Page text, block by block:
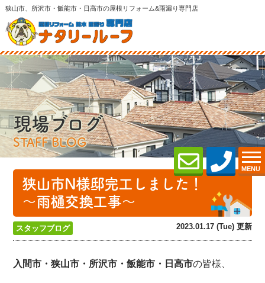
狭山市、所沢市・飯能市・日高市の屋根リフォーム&雨漏り専門店
MENU
現場ブログ
STAFF BLOG
狭山市N様邸完工しました！
～雨樋交換工事～
スタッフブログ 2023.01.17 (Tue) 更新
入間市・狭山市・所沢市・飯能市・日高市の皆様、